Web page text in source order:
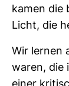
kamen die
Licht, die
Wir lernen
waren, die